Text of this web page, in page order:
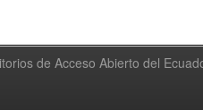
de Acceso Abierto del